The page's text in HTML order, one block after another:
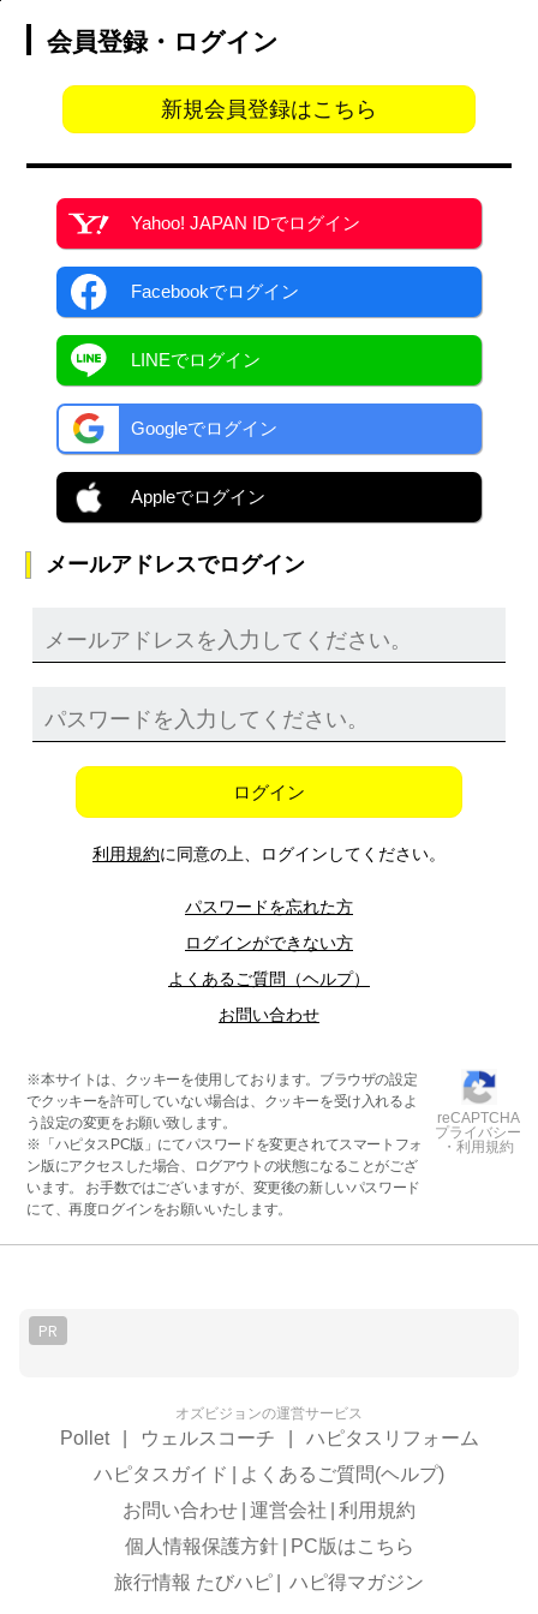
会員登録・ログイン
新規会員登録はこちら
Yahoo! JAPAN IDでログイン
Facebookでログイン
LINEでログイン
Googleでログイン
Appleでログイン
メールアドレスでログイン
ログイン
利用規約に同意の上、ログインしてください。
パスワードを忘れた方
ログインができない方
よくあるご質問（ヘルプ）
お問い合わせ
※本サイトは、クッキーを使用しております。ブラウザの設定
でクッキーを許可していない場合は、クッキーを受け入れるよ
う設定の変更をお願い致します。
※「ハピタスPC版」にてパスワードを変更されてスマートフォ
ン版にアクセスした場合、ログアウトの状態になることがござ
います。 お手数ではございますが、変更後の新しいパスワード
にて、再度ログインをお願いいたします。
reCAPTCHA
プライバシー
・利用規約
PR
オズビジョンの運営サービス
Pollet ウェルスコーチ
ハピタスリフォーム
ハピタスガイド
よくあるご質問(ヘルプ)
お問い合わせ 運営会社
利用規約
個人情報保護方針
PC版はこちら
旅行情報 たびハピ
ハピ得マガジン